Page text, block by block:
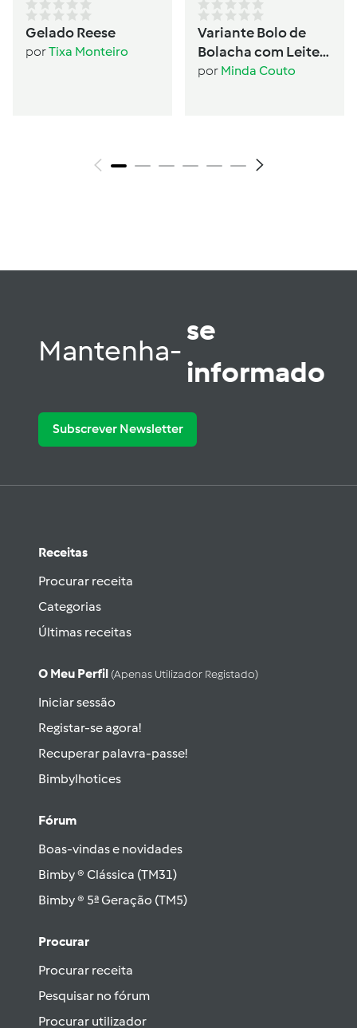
Gelado Reese
porTixa Monteiro
Variante Bolo de
Bolacha com Leite
Condensado
por Minda Couto
Mantenha-
se
informado
Subscrever Newsletter
Receitas
Procurar receita
Categorias
Últimas receitas
O Meu Perfil (apenas Utilizador Registado)
Iniciar sessão
Registar-se agora!
Recuperar palavra-passe!
Bimbylhotices
Fórum
Boas-vindas e novidades
Bimby ® Clássica (TM31)
Bimby ® 5ª Geração (TM5)
Procurar
Procurar receita
Pesquisar no fórum
Procurar utilizador